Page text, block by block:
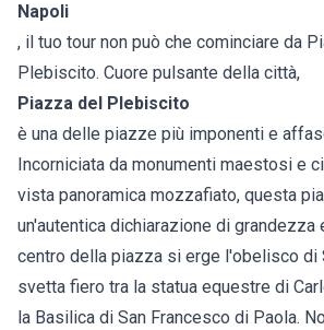
Napoli
, il tuo tour non può che cominciare da
Plebiscito. Cuore pulsante della città,
Piazza del Plebiscito
è una delle piazze più imponenti e
Incorniciata da monumenti maestosi e
vista panoramica mozzafiato, questa
un'autentica dichiarazione di grandezza
centro della piazza si erge l'obelisco di
svetta fiero tra la statua equestre di
la Basilica di San Francesco di Paola.